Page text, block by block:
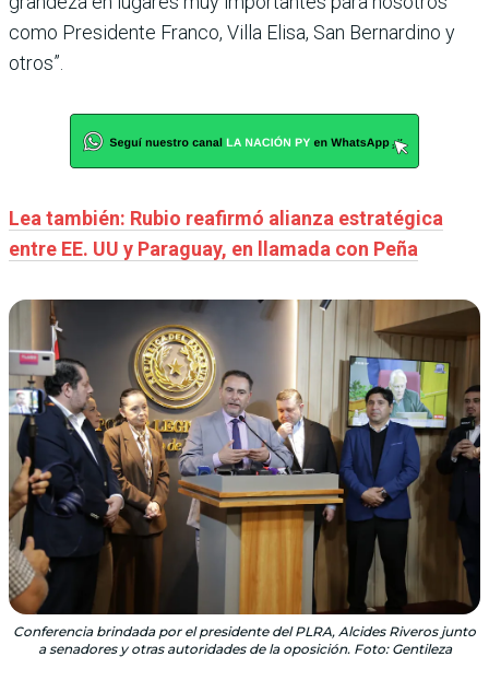
como Presidente Franco, Villa Elisa, San Bernardino y
otros”.
Lea también: Rubio reafirmó alianza estratégica
entre EE. UU y Paraguay, en llamada con Peña
Conferencia brindada por el presidente del PLRA, Alcides Riveros junto
a senadores y otras autoridades de la oposición. Foto: Gentileza